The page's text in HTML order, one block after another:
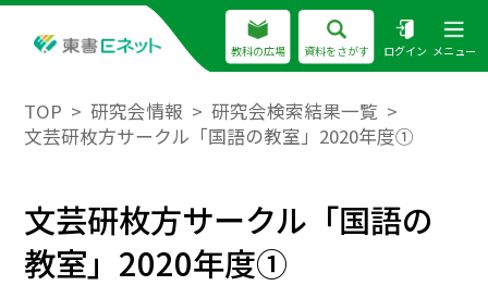
教科の広場 資料をさがす ログイン メニュー
TOP 研究会情報
研究会検索結果一覧
文芸研枚方サークル「国語の教室」2020年度①
文芸研枚方サークル「国語の
教室」2020年度①